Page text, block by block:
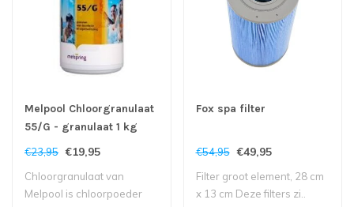
Melpool Chloorgranulaat
55/G - granulaat 1 kg
€23,95 €19,95
Chloorgranulaat van
Melpool is chloorpoeder
Fox spa filter
€54,95 €49,95
Filter groot element, 28 cm
x 13 cm Deze filters zi..